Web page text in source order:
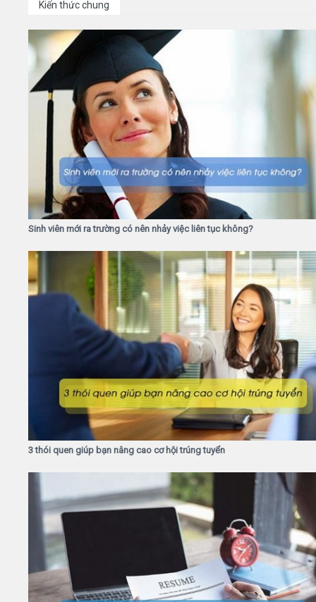
Kiến thức chung
Sinh viên mới ra trường có nên nhảy việc liên tục không?
3 thói quen giúp bạn nâng cao cơ hội trúng tuyển